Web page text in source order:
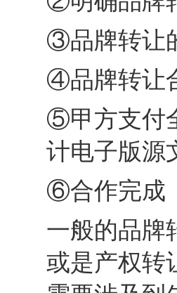
③品牌转让
④品牌转让
⑤甲方支付
计电子版源
⑥合作完成
一般的品牌
或是产权转